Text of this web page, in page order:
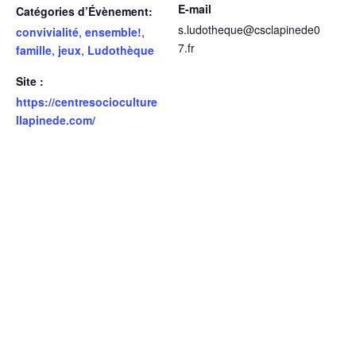
Catégories d’Évènement:
convivialité, ensemble!,
famille, jeux, Ludothèque
Site :
https://centresocioculture
llapinede.com/
E-mail
s.ludotheque@csclapinede0
7.fr